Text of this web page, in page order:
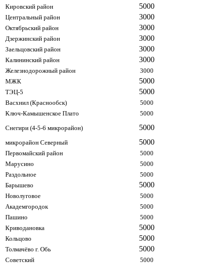
Кировский район 5000
Центральный район 3000
Октябрьский район 3000
Дзержинский район 3000
Заельцовский район 3000
Калининский район 3000
Железнодорожный район
3000
МЖК
5000
ТЭЦ-5 5000
Васхнил (Краснообск)
5000
Ключ-Камышенское Плато
5000
Снегири (4-5-6 микрорайон)
5000
микрорайон Северный 5000
Первомайский район
5000
Марусино
5000
Раздольное
5000
Барышево
5000
Новолуговое
5000
Академгородок
5000
Пашино
5000
Криводановка
5000
Кольцово 5000
Толмачёво г. Обь 5000
Советский
5000